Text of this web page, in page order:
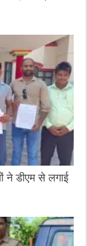
ने डीएम से लगाई